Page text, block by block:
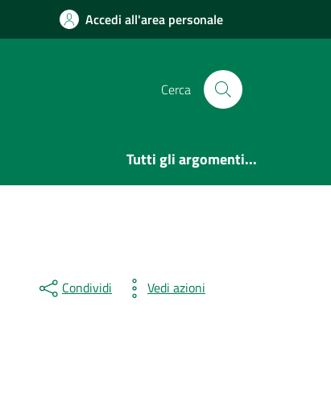
Accedi all'area personale
Cerca
Tutti gli argomenti...
Condividi Vedi azioni